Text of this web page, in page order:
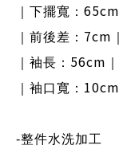
｜下擺寬： 65cm
｜前後差： 7cm
｜袖長： 56cm
｜袖口寬： 10cm
-整件水洗加工